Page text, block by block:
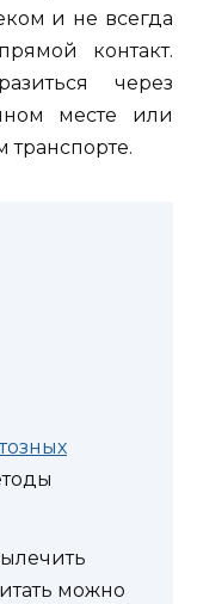
и не всегда
контакт.
через
месте или
транспорте.
можно